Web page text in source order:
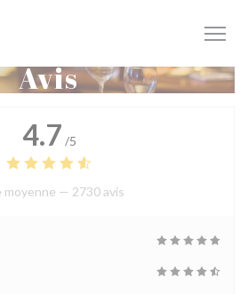
en matière de cookies
Avis
4.7 /5
moyenne — 2730 avis